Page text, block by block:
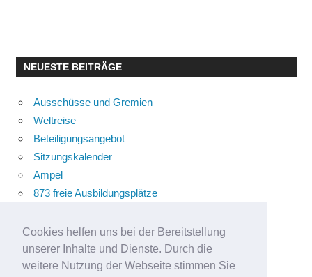
Cookies helfen uns bei der Bereitstellung
unserer Inhalte und Dienste. Durch die
weitere Nutzung der Webseite stimmen Sie
NEUESTE BEITRÄGE
Ausschüsse und Gremien
Weltreise
Beteiligungsangebot
Sitzungskalender
Ampel
873 freie Ausbildungsplätze
Aktuelle Verkehrsmeldungen
Terracliff
Wärmeplanung